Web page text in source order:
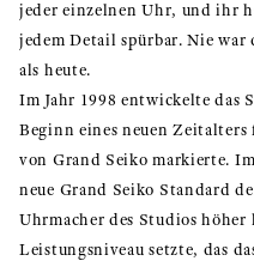
jeder einzelnen Uhr, und ihr
jedem Detail spürbar. Nie
als heute.
Im Jahr 1998 entwickelte das
Beginn eines neuen
von Grand Seiko markierte.
neue Grand Seiko Standard
Uhrmacher des Studios höher
Leistungsniveau setzte, das